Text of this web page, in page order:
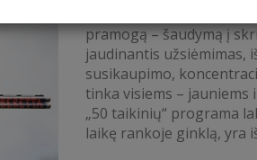
Padovanokite
pramogą – šaudymą į
jaudinantis užsiėmimas,
susikaupimo,
tinka visiems – jauniems
„50 taikinių“ programa
laikę rankoje ginklą, yra